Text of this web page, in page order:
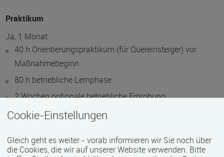
Praktikum
Ja, 1 Monat
40 h Orientierungspraktikum (für Quereinsteiger) vor
Maßnahmebeginn
80 h betriebliche Lernphase
2 Wochen optionale betriebliche Erprobung
Teilnahmebestätigung / Zertifikat des Anbieters
Cookie-Einstellungen
Gleich geht es weiter - vorab informieren wir Sie noch über
die Cookies, die wir auf unserer Website verwenden. Bitte